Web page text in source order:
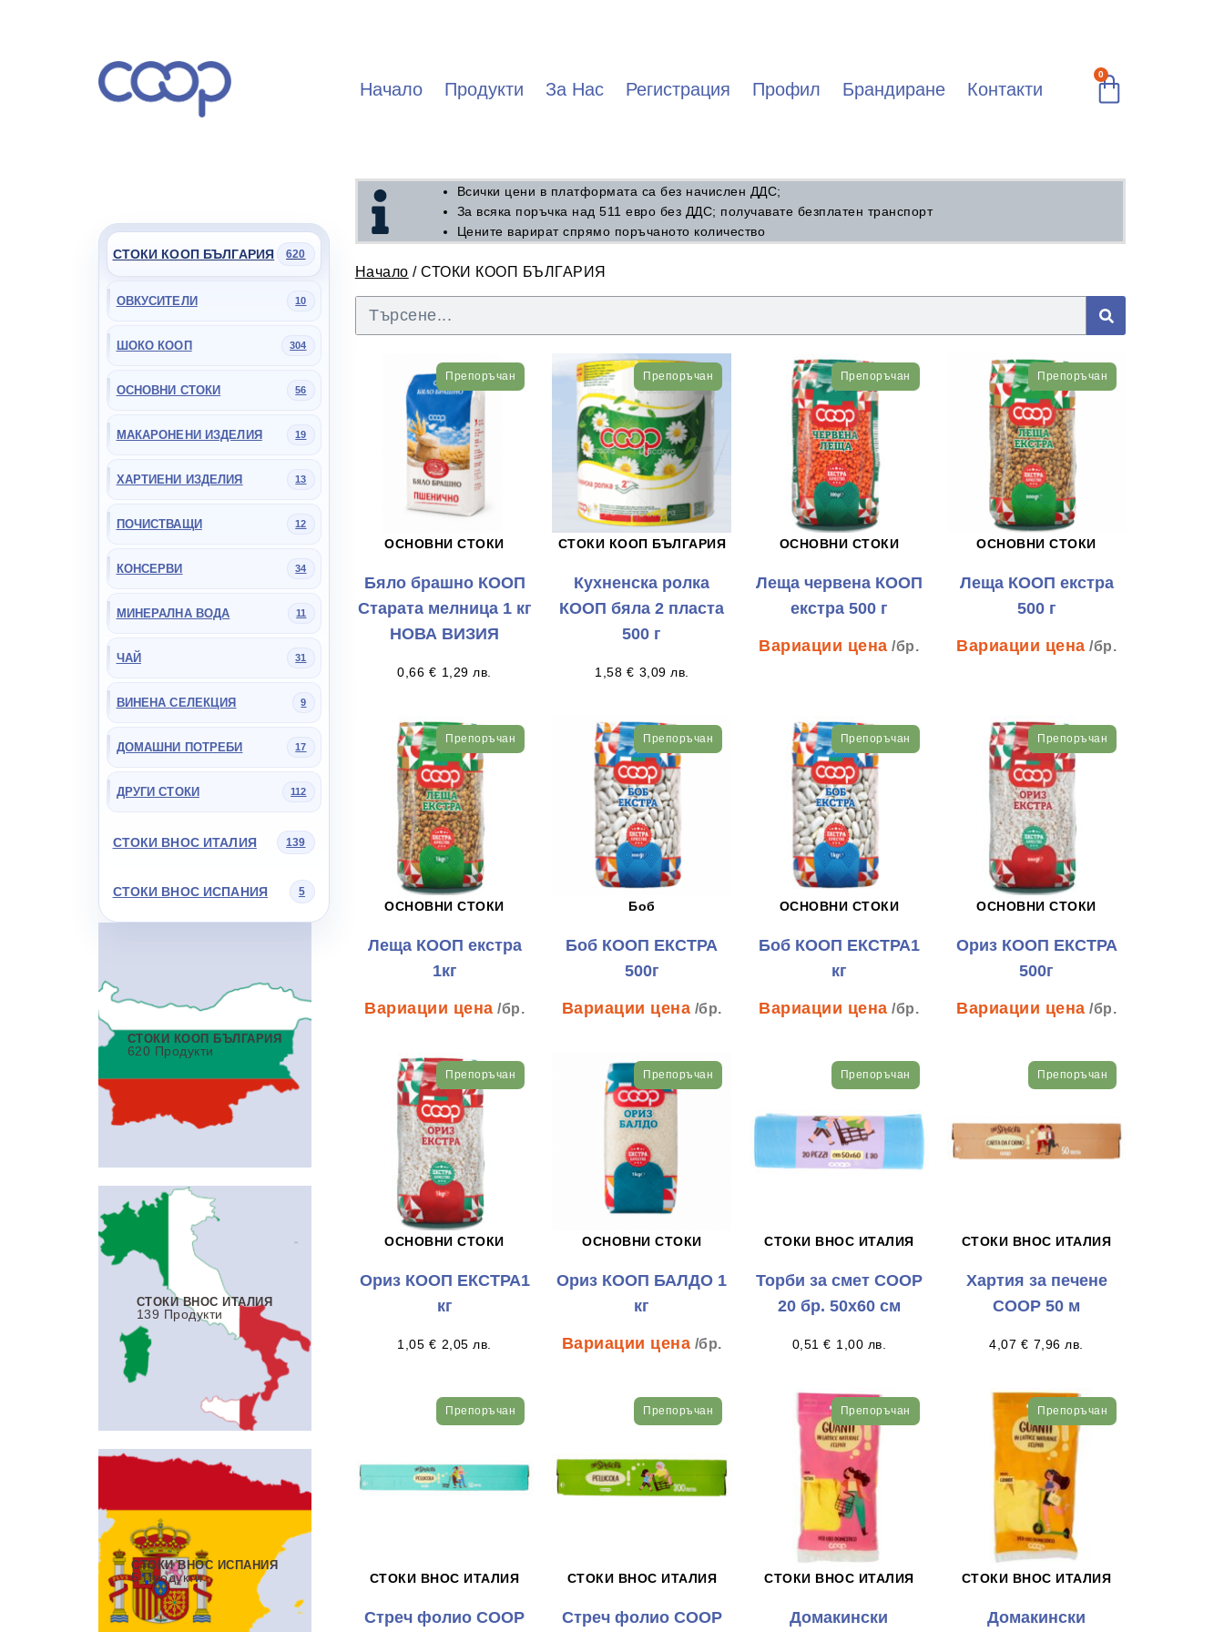
Начало Продукти За Нас Регистрация Профил Брандиране Контакти
0
СТОКИ КООП БЪЛГАРИЯ 620
ОВКУСИТЕЛИ 10
ШОКО КООП 304
ОСНОВНИ СТОКИ 56
МАКАРОНЕНИ ИЗДЕЛИЯ 19
ХАРТИЕНИ ИЗДЕЛИЯ 13
ПОЧИСТВАЩИ 12
КОНСЕРВИ 34
МИНЕРАЛНА ВОДА 11
ЧАЙ 31
ВИНЕНА СЕЛЕКЦИЯ 9
ДОМАШНИ ПОТРЕБИ 17
ДРУГИ СТОКИ 112
СТОКИ ВНОС ИТАЛИЯ 139
СТОКИ ВНОС ИСПАНИЯ 5
СТОКИ КООП БЪЛГАРИЯ
620 Продукти
СТОКИ ВНОС ИТАЛИЯ
139 Продукти
СТОКИ ВНОС ИСПАНИЯ
5 Продукти
Всички цени в платформата са без начислен ДДС;
За всяка поръчка над 511 евро без ДДС; получавате безплатен транспорт
Цените варират спрямо поръчаното количество
Начало / СТОКИ КООП БЪЛГАРИЯ
Препоръчан
ОСНОВНИ СТОКИ
Бяло брашно КООП
Старата мелница 1 кг
НОВА ВИЗИЯ
0,66 € 1,29 лв.
Препоръчан
СТОКИ КООП БЪЛГАРИЯ
Кухненска ролка
КООП бяла 2 пласта
500 г
1,58 € 3,09 лв.
Препоръчан
ОСНОВНИ СТОКИ
Леща червена КООП
екстра 500 г
/бр.
Препоръчан
ОСНОВНИ СТОКИ
Леща КООП екстра
500 г
/бр.
Препоръчан
ОСНОВНИ СТОКИ
Леща КООП екстра
1кг
/бр.
Препоръчан
Боб
Боб КООП ЕКСТРА
500г
/бр.
Препоръчан
ОСНОВНИ СТОКИ
Боб КООП ЕКСТРА1
кг
/бр.
Препоръчан
ОСНОВНИ СТОКИ
Ориз КООП ЕКСТРА
500г
/бр.
Препоръчан
ОСНОВНИ СТОКИ
Ориз КООП ЕКСТРА1
кг
1,05 € 2,05лв.
Препоръчан
ОСНОВНИ СТОКИ
Ориз КООП БАЛДО 1
кг
/бр.
Препоръчан
СТОКИ ВНОС ИТАЛИЯ
Торби за смет СООР
20 бр. 50х60 см
0,51€ 1,00 лв.
Препоръчан
СТОКИ ВНОС ИТАЛИЯ
Хартия за печене
СООР 50 м
4,07 € 7,96лв.
Препоръчан
СТОКИ ВНОС ИТАЛИЯ
Стреч фолио СООР
Препоръчан
СТОКИ ВНОС ИТАЛИЯ
Стреч фолио СООР
Препоръчан
СТОКИ ВНОС ИТАЛИЯ
Домакински
Препоръчан
СТОКИ ВНОС ИТАЛИЯ
Домакински